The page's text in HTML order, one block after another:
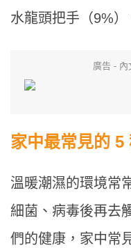
水龍頭把手（9%）
廣告 - 內
家中最常見的 5
溫暖潮濕的環境常
細菌、病毒後再去
們的健康，家中常